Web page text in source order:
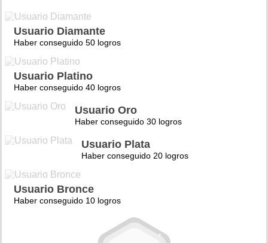
Usuario Diamante
Haber conseguido 50 logros
Usuario Platino
Haber conseguido 40 logros
Usuario Oro
Haber conseguido 30 logros
Usuario Plata
Haber conseguido 20 logros
Usuario Bronce
Haber conseguido 10 logros